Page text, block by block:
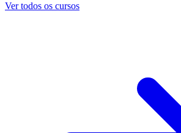
Ver todos os cursos